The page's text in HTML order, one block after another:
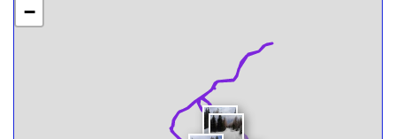
−